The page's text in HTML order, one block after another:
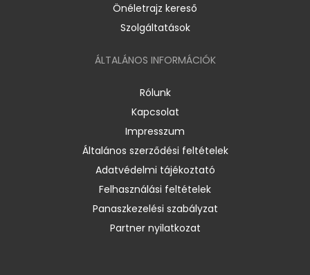
Önéletrajz kereső
Szolgáltatások
ÁLTALÁNOS INFORMÁCIÓK
Rólunk
Kapcsolat
Impresszum
Általános szerződési feltételek
Adatvédelmi tájékoztató
Felhasználási feltételek
Panaszkezelési szabályzat
Partner nyilatkozat